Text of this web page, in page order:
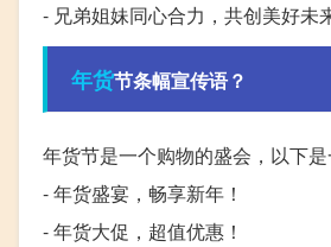
- 兄弟姐妹同心合力，共创美好未来
年货节条幅宣传语？
年货节是一个购物的盛会，以下
- 年货盛宴，畅享新年！
- 年货大促，超值优惠！